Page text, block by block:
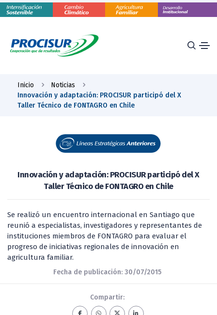
Inicio
Noticias
Innovación y adaptación: PROCISUR participó del X
Taller Técnico de FONTAGRO en Chile
Innovación y adaptación: PROCISUR participó del X
Taller Técnico de FONTAGRO en Chile
Se realizó un encuentro internacional en Santiago que
reunió a especialistas, investigadores y representantes de
instituciones miembros de FONTAGRO para evaluar el
progreso de iniciativas regionales de innovación en
agricultura familiar.
Fecha de publicación: 30/07/2015
Compartir: